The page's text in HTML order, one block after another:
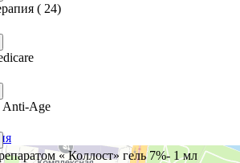
( 24)
Anti-Age
« Коллост» гель 7%- 1 мл